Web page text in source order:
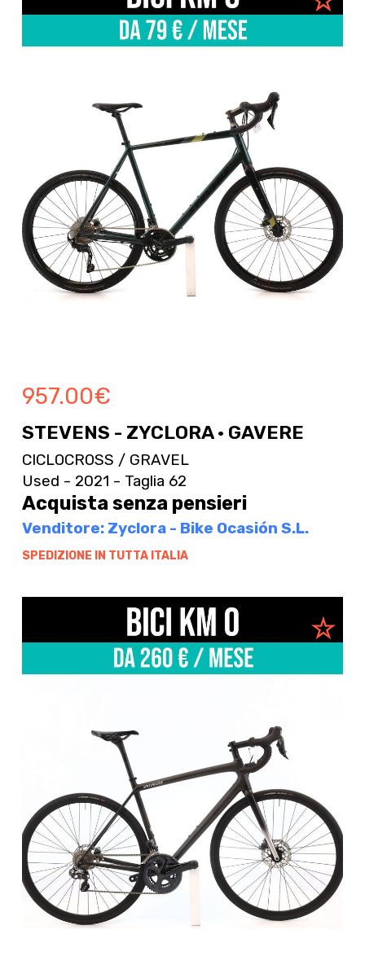
957.00€
STEVENS - ZYCLORA · GAVERE
CICLOCROSS / GRAVEL
Used - 2021 - Taglia 62
Acquista senza pensieri
Venditore: Zyclora - Bike Ocasión S.L.
SPEDIZIONE IN TUTTA ITALIA